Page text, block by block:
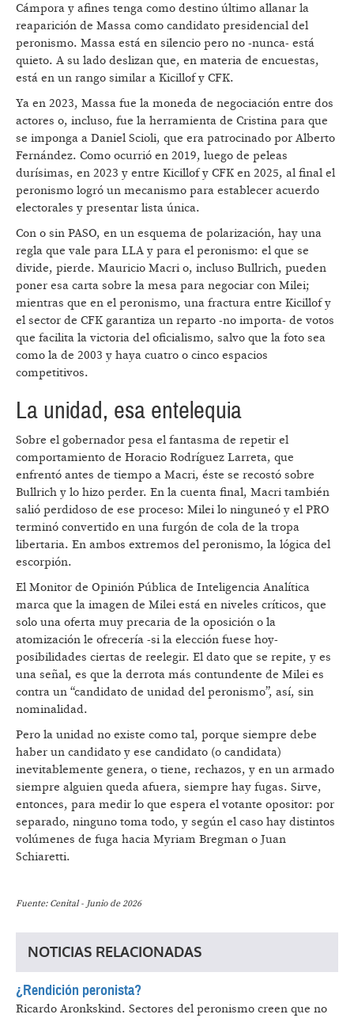
Cámpora y afines tenga como destino último allanar la
reaparición de Massa como candidato presidencial del
peronismo. Massa está en silencio pero no -nunca- está
quieto. A su lado deslizan que, en materia de encuestas,
está en un rango similar a Kicillof y CFK.
Ya en 2023, Massa fue la moneda de negociación entre dos
actores o, incluso, fue la herramienta de Cristina para que
se imponga a Daniel Scioli, que era patrocinado por Alberto
Fernández. Como ocurrió en 2019, luego de peleas
durísimas, en 2023 y entre Kicillof y CFK en 2025, al final el
peronismo logró un mecanismo para establecer acuerdo
electorales y presentar lista única.
Con o sin PASO, en un esquema de polarización, hay una
regla que vale para LLA y para el peronismo: el que se
divide, pierde. Mauricio Macri o, incluso Bullrich, pueden
poner esa carta sobre la mesa para negociar con Milei;
mientras que en el peronismo, una fractura entre Kicillof y
el sector de CFK garantiza un reparto -no importa- de votos
que facilita la victoria del oficialismo, salvo que la foto sea
como la de 2003 y haya cuatro o cinco espacios
competitivos.
La unidad, esa entelequia
Sobre el gobernador pesa el fantasma de repetir el
comportamiento de Horacio Rodríguez Larreta, que
enfrentó antes de tiempo a Macri, éste se recostó sobre
Bullrich y lo hizo perder. En la cuenta final, Macri también
salió perdidoso de ese proceso: Milei lo ninguneó y el PRO
terminó convertido en una furgón de cola de la tropa
libertaria. En ambos extremos del peronismo, la lógica del
escorpión.
El Monitor de Opinión Pública de Inteligencia Analítica
marca que la imagen de Milei está en niveles críticos, que
solo una oferta muy precaria de la oposición o la
atomización le ofrecería -si la elección fuese hoy-
posibilidades ciertas de reelegir. El dato que se repite, y es
una señal, es que la derrota más contundente de Milei es
contra un “candidato de unidad del peronismo”, así, sin
nominalidad.
Pero la unidad no existe como tal, porque siempre debe
haber un candidato y ese candidato (o candidata)
inevitablemente genera, o tiene, rechazos, y en un armado
siempre alguien queda afuera, siempre hay fugas. Sirve,
entonces, para medir lo que espera el votante opositor: por
separado, ninguno toma todo, y según el caso hay distintos
volúmenes de fuga hacia Myriam Bregman o Juan
Schiaretti.
Fuente: Cenital - Junio de 2026
NOTICIAS RELACIONADAS
¿Rendición peronista?
Ricardo Aronkskind. Sectores del peronismo creen que no